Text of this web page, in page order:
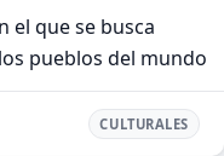
el que se busca
pueblos del mundo
CULTURALES